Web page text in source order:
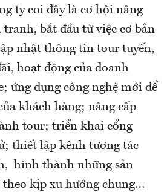
ty coi đây là cơ hội nâng
tranh, bắt đầu từ việc cơ bản
nhật thông tin tour tuyến,
hoạt động của doanh
ứng dụng công nghệ mới để
khách hàng; nâng cấp
tour; triển khai cổng
thiết lập kênh tương tác
hình thành những sản
kịp xu hướng chung…